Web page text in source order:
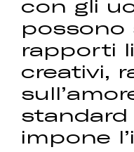
con gli
possono
rapporti
creativi,
standard
impone